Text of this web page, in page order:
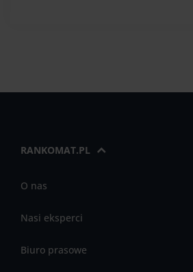
RANKOMAT.PL
O nas
Nasi eksperci
Biuro prasowe